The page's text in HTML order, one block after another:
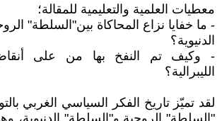
معطيات العلمية والتعليمية للمقالة؛
- ما خفايا نزاع المحاكاة بين"السلطة"
الدنيوية؟
- وكيف تم النفخ بها من على أنقاض
الليبرالية؟
لقد تميّز تاريخ الفكر السياسي الغربي